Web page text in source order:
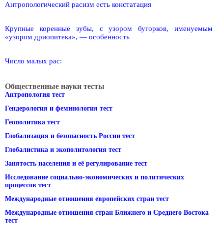
Антропологический расизм есть констатация
Крупные коренные зубы, с узором бугорков, именуемым
«узором дриопитека», — особенность
Число малых рас:
Общественные науки тесты
Антропология тест
Гендерология и феминология тест
Геополитика тест
Глобализация и безопасность России тест
Глобалистика и экополитология тест
Занятость населения и её регулирование тест
Исследование социально-экономических и политических
процессов тест
Международные отношения европейских стран тест
Международные отношения стран Ближнего и Среднего Востока
тест